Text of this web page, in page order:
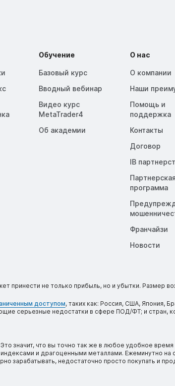
Обучение
Базовый курс
Вводный вебинар
Видео курс
MetaTrader4
Об академии
О нас
О компании
Наши
Помощь и
поддержка
Контакты
Договор
IB
Партнерская
программа
Франчайзи
Новости
принести не только прибыль, но и убытки. Размер
доступом, таких как: Россия, США, Япония,
серьезные недостатки в сфере ПОД/ФТ; и стран,
значит, что вы точно так же в любое удобное
и драгоценными металлами. Ежеминутно на
зарабатывать, недостаточно просто покупать и